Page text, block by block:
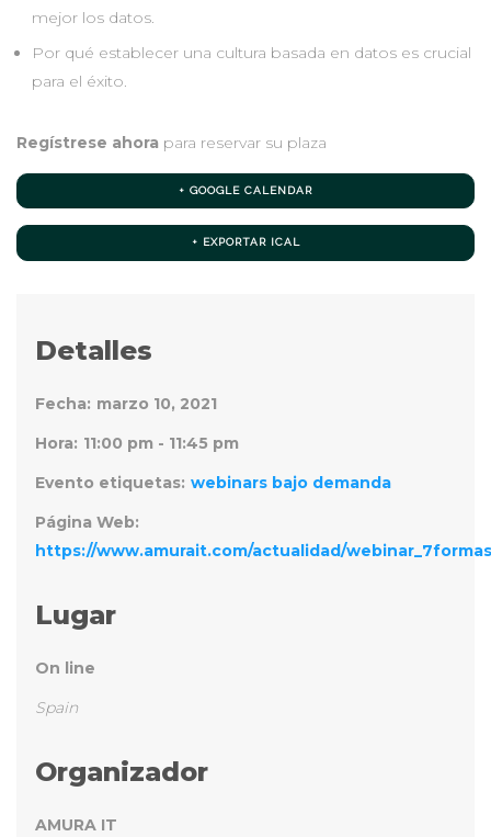
mejor los datos.
Por qué establecer una cultura basada en datos es crucial
para el éxito.
Regístrese ahora para reservar su plaza
+ GOOGLE CALENDAR
+ EXPORTAR ICAL
Detalles
Fecha: marzo 10, 2021
Hora: 11:00 pm - 11:45 pm
Evento etiquetas: webinars bajo demanda
Página Web:
https://www.amurait.com/actualidad/
Lugar
On line
Spain
Organizador
AMURA IT